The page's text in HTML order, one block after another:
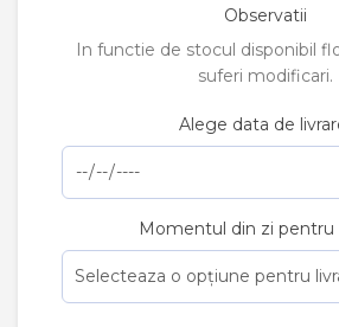
Observatii
In functie de stocul disponibil
suferi modificari.
Alege data de
Momentul din zi pentru